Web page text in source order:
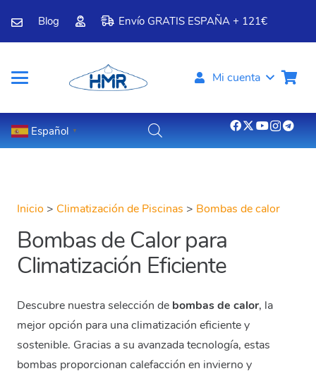
Blog Envío GRATIS ESPAÑA + 121€
Mi cuenta
Español ▼
Inicio > Climatización de Piscinas > Bombas de calor
Bombas de Calor para
Climatización Eficiente
Descubre nuestra selección de bombas de calor, la
mejor opción para una climatización eficiente y
sostenible. Gracias a su avanzada tecnología, estas
bombas proporcionan calefacción en invierno y